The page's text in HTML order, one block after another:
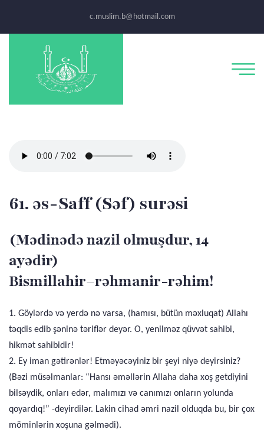
c.muslim.b@hotmail.com
61. əs-Saff (Səf) surəsi
(Mədinədə nazil olmuşdur, 14
ayədir)
Bismillahir–rəhmanir-rəhim!
1. Göylərdə və yerdə nə varsa, (hamısı, bütün məxluqat) Allahı
təqdis edib şəninə təriflər deyər. O, yenilməz qüvvət sahibi,
hikmət sahibidir!
2. Ey iman gətirənlər! Etməyəcəyiniz bir şeyi niyə deyirsiniz?
(Bəzi müsəlmanlar: “Hansı əməllərin Allaha daha xoş getdiyini
bilsəydik, onları edər, malımızı və canımızı onların yolunda
qoyardıq!” -deyirdilər. Lakin cihad əmri nazil olduqda bu, bir çox
möminlərin xoşuna gəlmədi).